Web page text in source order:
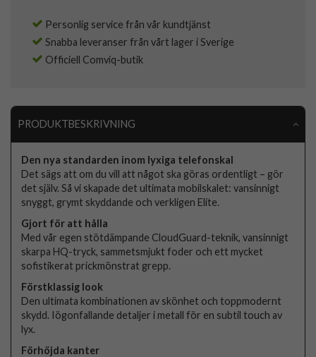
Personlig service från vår kundtjänst
Snabba leveranser från vårt lager i Sverige
Officiell Comviq-butik
PRODUKTBESKRIVNING
Den nya standarden inom lyxiga telefonskal
Det sägs att om du vill att något ska göras ordentligt – gör
det själv. Så vi skapade det ultimata mobilskalet: vansinnigt
snyggt, grymt skyddande och verkligen Elite.
Gjort för att hålla
Med vår egen stötdämpande CloudGuard-teknik, vansinnigt
skarpa HQ-tryck, sammetsmjukt foder och ett mycket
sofistikerat prickmönstrat grepp.
Förstklassig look
Den ultimata kombinationen av skönhet och toppmodernt
skydd. Iögonfallande detaljer i metall för en subtil touch av
lyx.
Förhöjda kanter